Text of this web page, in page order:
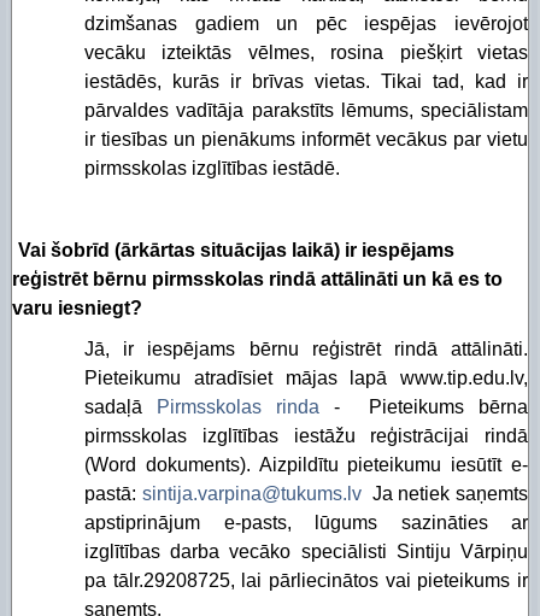
dzimšanas gadiem un pēc iespējas ievērojot
vecāku izteiktās vēlmes, rosina piešķirt vietas
iestādēs, kurās ir brīvas vietas. Tikai tad, kad ir
pārvaldes vadītāja parakstīts lēmums, speciālistam
ir tiesības un pienākums informēt vecākus par vietu
pirmsskolas izglītības iestādē.
Vai šobrīd (ārkārtas situācijas laikā) ir iespējams
reģistrēt bērnu pirmsskolas rindā attālināti un kā es to
varu iesniegt?
Jā, ir iespējams bērnu reģistrēt rindā attālināti.
Pieteikumu atradīsiet mājas lapā www.tip.edu.lv,
sadaļā
Pirmsskolas rinda - Pieteikums bērna
pirmsskolas izglītības iestāžu reģistrācijai rindā
(Word dokuments). Aizpildītu pieteikumu iesūtīt e-
pastā: sintija.varpina@tukums.lvJa netiek saņemts
apstiprinājum e-pasts, lūgums sazināties ar
izglītības darba vecāko speciālisti Sintiju Vārpiņu
pa tālr.29208725, lai pārliecinātos vai pieteikums ir
saņemts.